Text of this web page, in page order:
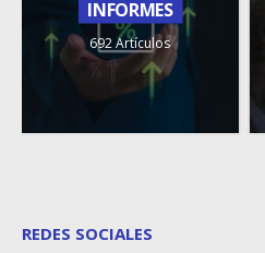
INFORMES
692 Artículos
REDES SOCIALES